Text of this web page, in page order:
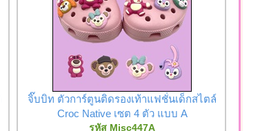
จิ๊บบิท ตัวการ์ตูนติดรองเท้าแฟชั่นเด็กสไตล์
Croc Native เซต 4 ตัว แบบ A
รหัส Misc447A